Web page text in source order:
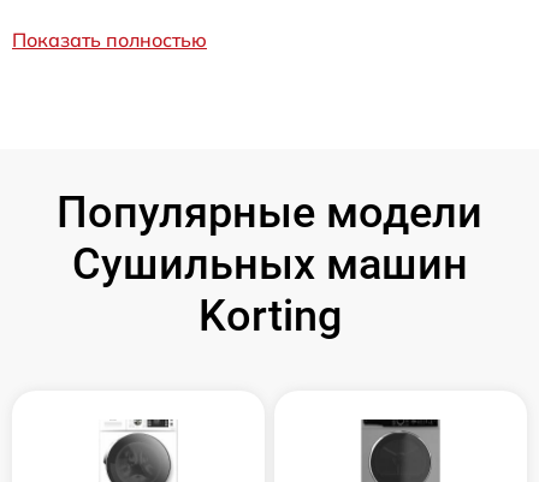
Показать полностью
Популярные модели
Сушильных машин
Korting